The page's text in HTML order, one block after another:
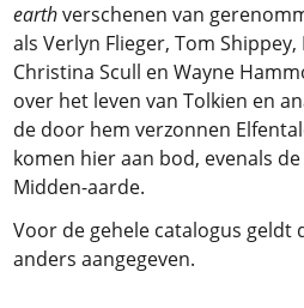
earthverschenen van
als Verlyn Flieger, Tom
Christina Scull en Wayne
over het leven van Tolkien en
de door hem verzonnen
komen hier aan bod, evenals
Midden-aarde.
Voor de gehele catalogus geldt
anders aangegeven.